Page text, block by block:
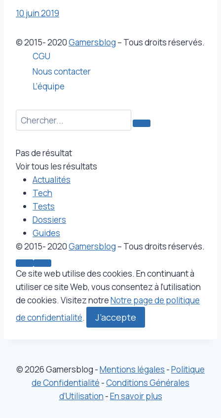
10 juin 2019
© 2015- 2020Gamersblog – Tous droits réservés.
CGU
Nous contacter
L’équipe
Pas de résultat
Voir tous les résultats
Actualités
Tech
Tests
Dossiers
Guides
© 2015- 2020Gamersblog – Tous droits réservés.
Ce site web utilise des cookies. En continuant à
utiliser ce site Web, vous consentez à l’utilisation
de cookies. Visitez notreNotre page de politique
de confidentialité. J’accepte
© 2026 Gamersblog -Mentions légales -Politique
de Confidentialité -Conditions Générales
d’Utilisation -En savoir plus